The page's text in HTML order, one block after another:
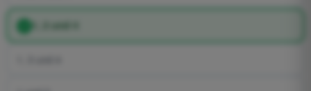
1, 2 und 4